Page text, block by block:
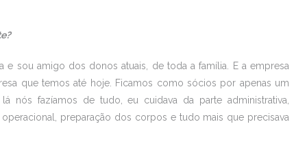
e sou amigo dos donos atuais, de toda a família. E a empresa
que temos até hoje. Ficamos como sócios por apenas um
nós fazíamos de tudo, eu cuidava da parte administrativa,
preparação dos corpos e tudo mais que precisava